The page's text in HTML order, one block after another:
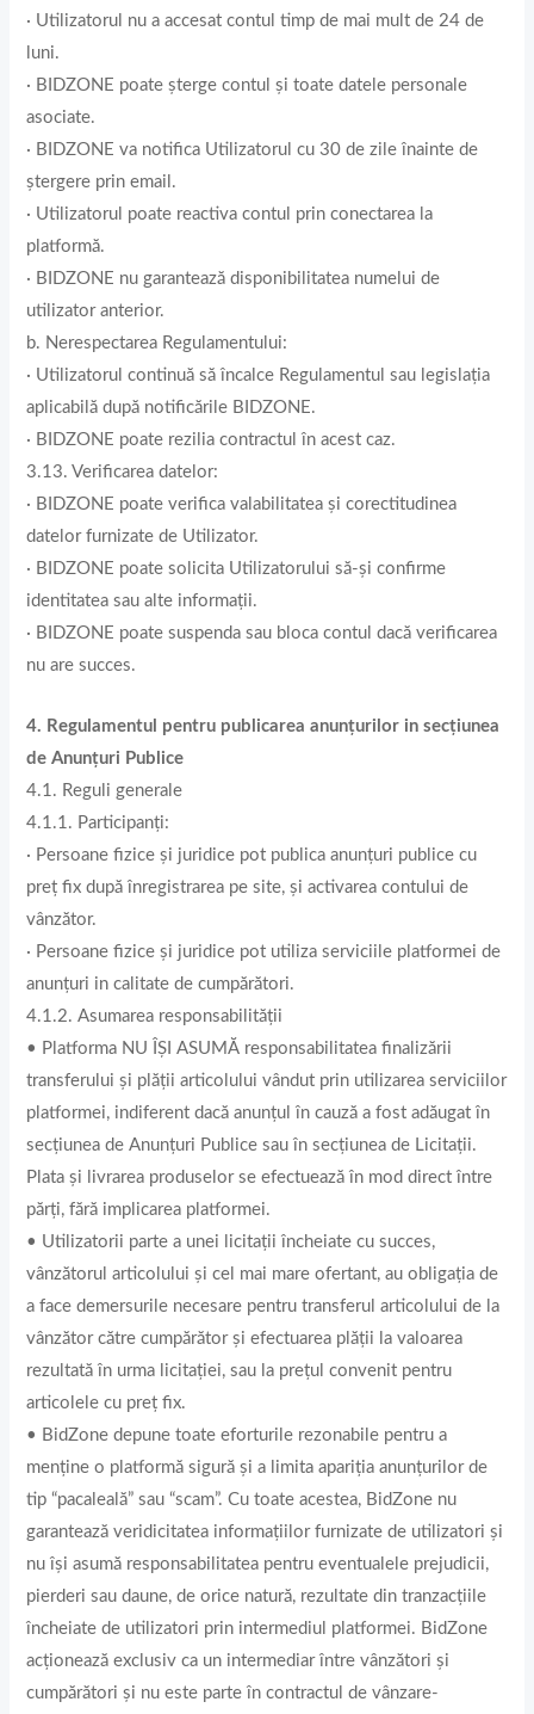
· Utilizatorul nu a accesat contul timp de mai mult de 24 de
luni.
· BIDZONE poate șterge contul și toate datele personale
asociate.
· BIDZONE va notifica Utilizatorul cu 30 de zile înainte de
ștergere prin email.
· Utilizatorul poate reactiva contul prin conectarea la
platformă.
· BIDZONE nu garantează disponibilitatea numelui de
utilizator anterior.
b. Nerespectarea Regulamentului:
· Utilizatorul continuă să încalce Regulamentul sau legislația
aplicabilă după notificările BIDZONE.
· BIDZONE poate rezilia contractul în acest caz.
3.13. Verificarea datelor:
· BIDZONE poate verifica valabilitatea și corectitudinea
datelor furnizate de Utilizator.
· BIDZONE poate solicita Utilizatorului să-și confirme
identitatea sau alte informații.
· BIDZONE poate suspenda sau bloca contul dacă verificarea
nu are succes.
4. Regulamentul pentru publicarea anunţurilor in secţiunea
de Anunțuri Publice
4.1. Reguli generale
4.1.1. Participanți:
· Persoane fizice și juridice pot publica anunțuri publice cu
preţ fix după înregistrarea pe site, și activarea contului de
vânzător.
· Persoane fizice și juridice pot utiliza serviciile platformei de
anunţuri in calitate de cumpărători.
4.1.2. Asumarea responsabilității
• Platforma NU ÎȘI ASUMĂ responsabilitatea finalizării
transferului și plății articolului vândut prin utilizarea serviciilor
platformei, indiferent dacă anunțul în cauză a fost adăugat în
secțiunea de Anunțuri Publice sau în secțiunea de Licitații.
Plata și livrarea produselor se efectuează în mod direct între
părți, fără implicarea platformei.
• Utilizatorii parte a unei licitații încheiate cu succes,
vânzătorul articolului și cel mai mare ofertant, au obligația de
a face demersurile necesare pentru transferul articolului de la
vânzător către cumpărător și efectuarea plății la valoarea
rezultată în urma licitației, sau la prețul convenit pentru
articolele cu preț fix.
• BidZone depune toate eforturile rezonabile pentru a
menține o platformă sigură și a limita apariția anunțurilor de
tip “pacaleală” sau “scam”. Cu toate acestea, BidZone nu
garantează veridicitatea informațiilor furnizate de utilizatori și
nu își asumă responsabilitatea pentru eventualele prejudicii,
pierderi sau daune, de orice natură, rezultate din tranzacțiile
încheiate de utilizatori prin intermediul platformei. BidZone
acționează exclusiv ca un intermediar între vânzători și
cumpărători și nu este parte în contractul de vânzare-